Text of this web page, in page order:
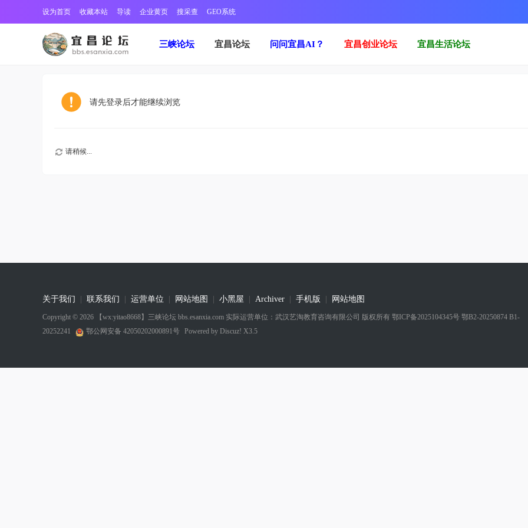
设为首页 收藏本站 导读 企业黄页 搜采查 GEO系统
三峡论坛 宜昌论坛 问问宜昌AI？ 宜昌创业论坛 宜昌生活论坛
请先登录后才能继续浏览
请稍候...
关于我们 联系我们 运营单位 网站地图 小黑屋 Archiver 手机版 网站地图
Copyright © 2026 【wx:yitao8668】三峡论坛 bbs.esanxia.com 实际运营单位：武汉艺淘教育咨询有限公司 版权所有 鄂ICP备2025104345号 鄂B2-20250874 B1-
20252241
鄂公网安备 42050202000891号 Powered by Discuz! X3.5